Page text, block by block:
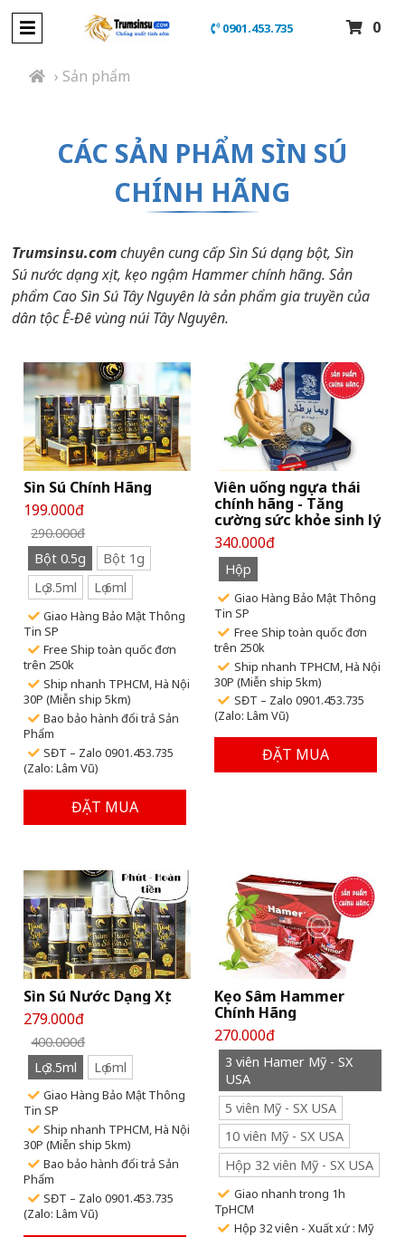
0901.453.735 0
› Sản phẩm
CÁC SẢN PHẨM SÌN SÚ
CHÍNH HÃNG
Trumsinsu.comchuyên cung cấp Sìn Sú dạng bột, Sìn
Sú nước dạng xịt, kẹo ngậm Hammer chính hãng. Sản
phẩm Cao Sìn Sú Tây Nguyên là sản phẩm gia truyền của
dân tộc Ê-Đê vùng núi Tây Nguyên.
Sìn Sú Chính Hãng
199.000đ
290.000đ
Bột 0.5g
Bột 1g
Lọ 3.5ml
Lọ 6ml
Giao Hàng Bảo Mật Thông
Tin SP
Free Ship toàn quốc đơn
trên 250k
Ship nhanh TPHCM, Hà Nội
30P (Miễn ship 5km)
Bao bảo hành đổi trả Sản
Phẩm
SĐT – Zalo 0901.453.735
(Zalo: Lâm Vũ)
ĐẶT MUA
Viên uống ngựa thái
chính hãng - Tăng
cường sức khỏe sinh lý
nam
340.000đ
Hộp
Giao Hàng Bảo Mật Thông
Tin SP
Free Ship toàn quốc đơn
trên 250k
Ship nhanh TPHCM, Hà Nội
30P (Miễn ship 5km)
SĐT – Zalo 0901.453.735
(Zalo: Lâm Vũ)
ĐẶT MUA
Sìn Sú Nước Dạng Xịt
279.000đ
400.000đ
Lọ 3.5ml
Lọ 6ml
Giao Hàng Bảo Mật Thông
Tin SP
Ship nhanh TPHCM, Hà Nội
30P (Miễn ship 5km)
Bao bảo hành đổi trả Sản
Phẩm
SĐT – Zalo 0901.453.735
(Zalo: Lâm Vũ)
Kẹo Sâm Hammer
Chính Hãng
270.000đ
3 viên Hamer Mỹ - SX
USA
5 viên Mỹ - SX USA
10 viên Mỹ - SX USA
Hộp 32 viên Mỹ - SX USA
Giao nhanh trong 1h
TpHCM
Hộp 32 viên - Xuất xứ : Mỹ